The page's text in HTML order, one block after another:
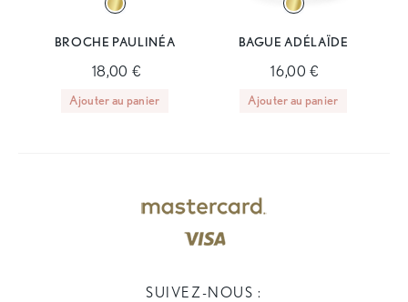
BROCHE PAULINÉA
18,00 €
Ajouter au panier
BAGUE ADÉLAÏDE
16,00 €
Ajouter au panier
SUIVEZ-NOUS :